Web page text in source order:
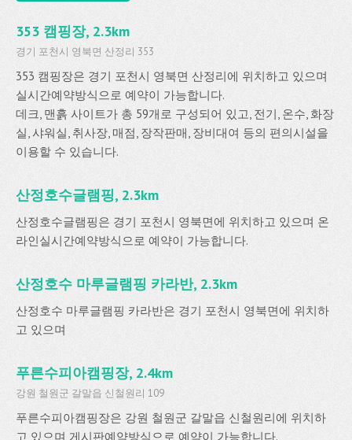
353 캠핑장, 2.3km
경기 포천시 영북면 산정리 353
353 캠핑장은 경기 포천시 영북면 산정리에 위치하고 있으며
실시간예약방식으로 예약이 가능합니다.
데크, 맨흙 사이트가 총 59개로 구성되어 있고, 전기, 온수, 화장
실, 샤워실, 취사장, 매점, 장작판매, 장비대여 등의 편의시설을
이용할 수 있습니다.
산정호수글램핑, 2.3km
산정호수글램핑은 경기 포천시 영북면에 위치하고 있으며 온
라인실시간예약방식으로 예약이 가능합니다.
산정호수 마루글램핑 카라반, 2.3km
산정호수 마루글램핑 카라반은 경기 포천시 영북면에 위치하
고 있으며
푸른수피아캠핑장, 2.4km
강원 철원군 갈말읍 신철원리 109
푸른수피아캠핑장은 강원 철원군 갈말읍 신철원리에 위치하
고 있으며 게시판예약방식으로 예약이 가능합니다.